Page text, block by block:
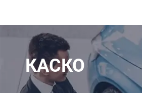
КАСКО